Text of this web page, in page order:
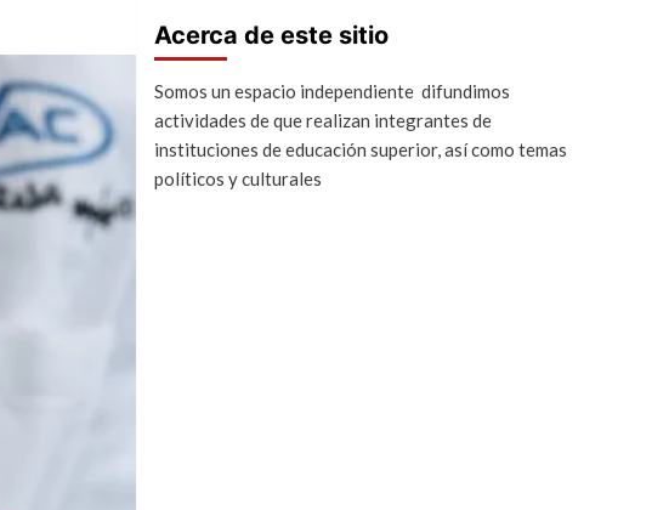
Acerca de este sitio
Somos un espacio independiente difundimos
actividades de que realizan integrantes de
instituciones de educación superior, así como temas
políticos y culturales